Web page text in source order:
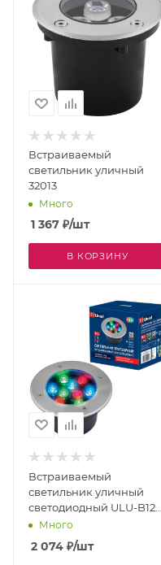
Встраиваемый
светильник уличный
32013
Много
1 367 ₽/шт
В КОРЗИНУ
Встраиваемый
светильник уличный
светодиодный ULU-B12A-
9W/RGB IP67 GREY
Много
2 074 ₽/шт